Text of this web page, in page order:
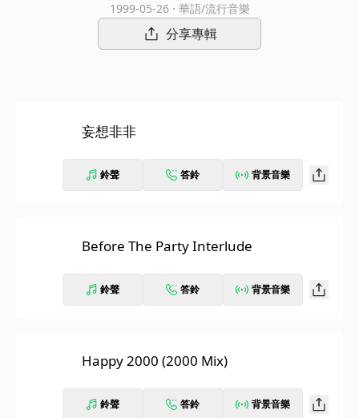
1999-05-26 · 華語/流行音樂
分享專輯
妄想非非
鈴聲 答鈴 背景音樂
Before The Party Interlude
鈴聲 答鈴 背景音樂
Happy 2000 (2000 Mix)
鈴聲 答鈴 背景音樂